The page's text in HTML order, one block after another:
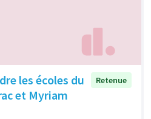
les écoles du
et Myriam
Retenue